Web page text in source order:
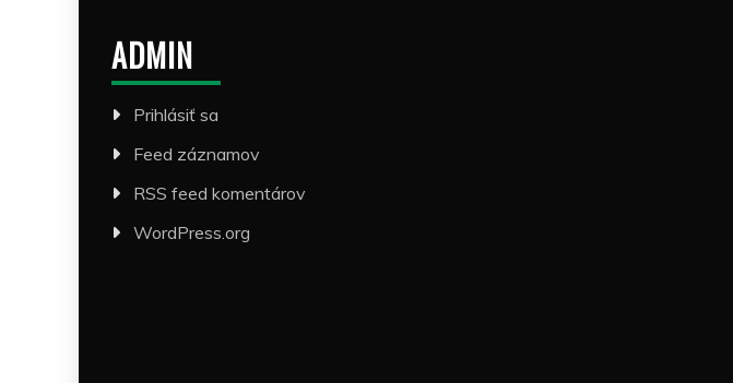
ADMIN
Prihlásiť sa
Feed záznamov
RSS feed komentárov
WordPress.org